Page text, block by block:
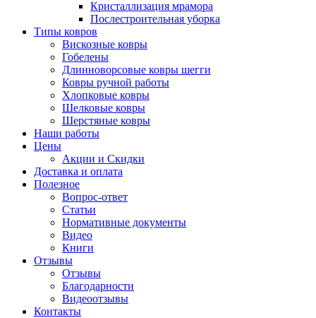
Кристаллизация мрамора
Послестроительная уборка
Типы ковров
Вискозные ковры
Гобелены
Длинноворсовые ковры шегги
Ковры ручной работы
Хлопковые ковры
Шелковые ковры
Шерстяные ковры
Наши работы
Цены
Акции и Скидки
Доставка и оплата
Полезное
Вопрос-ответ
Статьи
Нормативные документы
Видео
Книги
Отзывы
Отзывы
Благодарности
Видеоотзывы
Контакты